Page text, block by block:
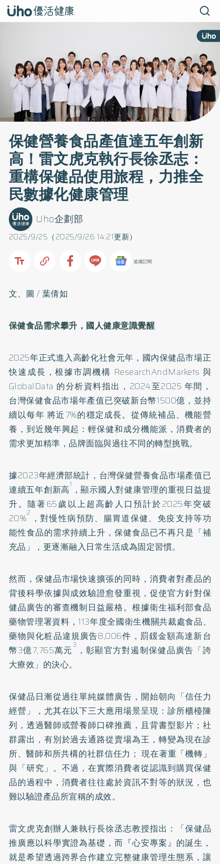
保健營養食品產值達五年創新
高！雷文虎克執行長徐丞志：
重構保健品使用旅程，力推全
民數據化健康管理
2025/9/25（2025/9/26 14:21更新）
Uho企劃部
追蹤訂閱
文、圖 / 葉倩如
保健食品需求攀升，國人健康意識覺醒
2025年正式進入高齡化社會元年，國內保健品市場正
快速成長，根據市調機構 ResearchAndMarkets 與
GlobalData 的分析資料指出，2024至2025 年間，
台灣保健食品市場年產值已突破新台幣1500億，並持
續以每年 將近7%的穩定成長。從傳統補品、機能營
養，到近幾年興起：輕保健和成分機能派，消費者的
需求更加精準，品牌面臨與過往不同的轉型挑戰。
據2023年經濟部統計，台灣保健營養食品市場產值已
連續五年創新高1 ，顯示國人對健康管理的重視日益提
升。隨著65歲以上超高齡人口預計於2025年突破
20%2 ，對慢性病預防、腸胃道保健、免疫支持等功
能性食品的需求持續上升，保健食品已不再只是「補
充品」，更逐漸融入日常生活成為固定習慣。
然而，保健品市場快速擴張的同時，消費者對產品的
背後科學依據與成效驗證愈發重視，促使官方針對保
健品廣告的審查機制日益嚴格。根據衛生福利部食品
藥物管理署資料，113年度全國衛生機關共裁處食品、
藥物與化粧品違規廣告8,006件，罰鍰金額高達新台
幣3億7,765萬元 3 ，彰顯官方對遏制保健品廣告「誇
大療效」的決心。
保健品日漸從過往單純媒體廣告，開始朝向「信任力
經營」，尤其在以下三大應用場景呈現：診所櫃檯陳
列，透過醫師或營養師口碑推薦，且背書型影片；社
群露出，有別於過去通路從賣場為王，轉變為現在診
所、醫師和所共構的社群信任力； 現在著重「機轉」
與「研究」。不過，在實際消費者從認識到購買保健
品的過程中，消費者往往處於資訊不對等的狀況，也
難以驗證產品所宣稱的成效。
雷文虎克創辦人兼執行長徐丞志教授指出：「保健品
推廣應以科學實證為基礎，而『心安專案』的誕生，
就是希望透過跨界合作建立完整健康管理生態系，讓